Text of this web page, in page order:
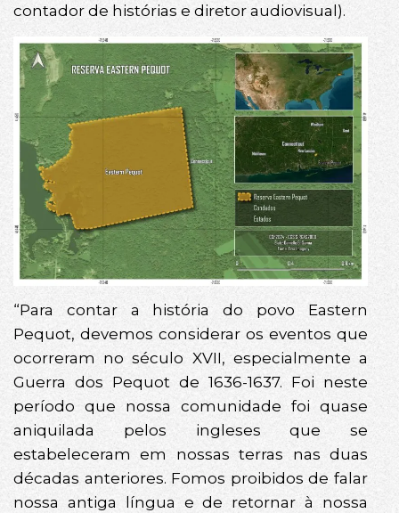
contador de histórias e diretor audiovisual).
“Para contar a história do povo Eastern
Pequot, devemos considerar os eventos que
ocorreram no século XVII, especialmente a
Guerra dos Pequot de 1636-1637. Foi neste
período que nossa comunidade foi quase
aniquilada pelos ingleses que se
estabeleceram em nossas terras nas duas
décadas anteriores. Fomos proibidos de falar
nossa antiga língua e de retornar à nossa